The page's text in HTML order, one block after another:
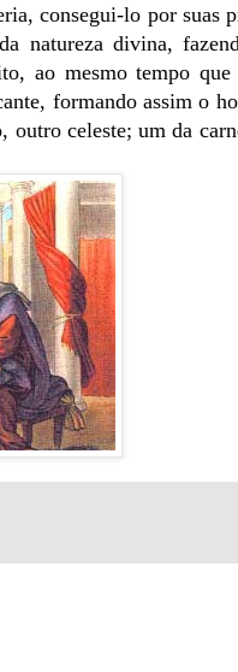
consegui-lo por suas
natureza divina,
ao mesmo tempo
formando assim o
outro celeste; um da